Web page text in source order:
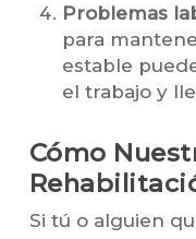
Problemas
para
estable
el trabajo y
Cómo
Si tú o alguien